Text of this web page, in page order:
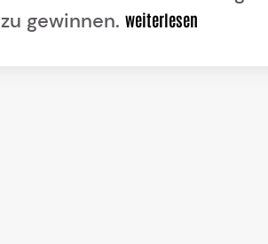
zu gewinnen.weiterlesen